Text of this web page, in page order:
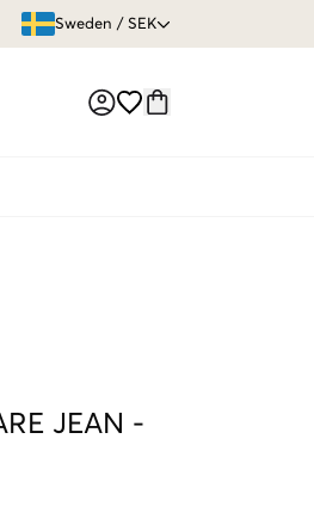
Sweden / SEK
JEAN -